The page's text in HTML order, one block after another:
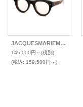
JACQUESMARIEMAGE(ジャックマリーマージュ) 2024年新作メガネ MOLITOR
145,000円～(税別)
(税込: 159,500円～)